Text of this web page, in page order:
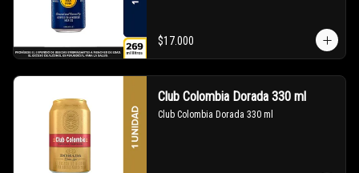
$17.000
Club Colombia Dorada 330 ml
Club Colombia Dorada 330 ml